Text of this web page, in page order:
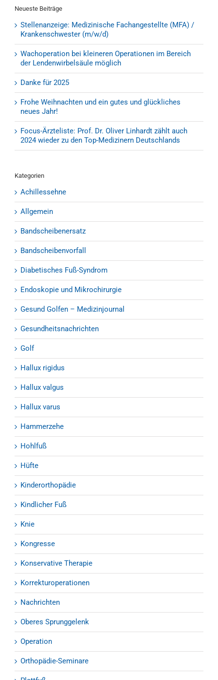
Neueste Beiträge
Stellenanzeige: Medizinische Fachangestellte (MFA) /
Krankenschwester (m/w/d)
Wachoperation bei kleineren Operationen im Bereich
der Lendenwirbelsäule möglich
Danke für 2025
Frohe Weihnachten und ein gutes und glückliches
neues Jahr!
Focus-Ärzteliste: Prof. Dr. Oliver Linhardt zählt auch
2024 wieder zu den Top-Medizinern Deutschlands
Kategorien
Achillessehne
Allgemein
Bandscheibenersatz
Bandscheibenvorfall
Diabetisches Fuß-Syndrom
Endoskopie und Mikrochirurgie
Gesund Golfen – Medizinjournal
Gesundheitsnachrichten
Golf
Hallux rigidus
Hallux valgus
Hallux varus
Hammerzehe
Hohlfuß
Hüfte
Kinderorthopädie
Kindlicher Fuß
Knie
Kongresse
Konservative Therapie
Korrekturoperationen
Nachrichten
Oberes Sprunggelenk
Operation
Orthopädie-Seminare